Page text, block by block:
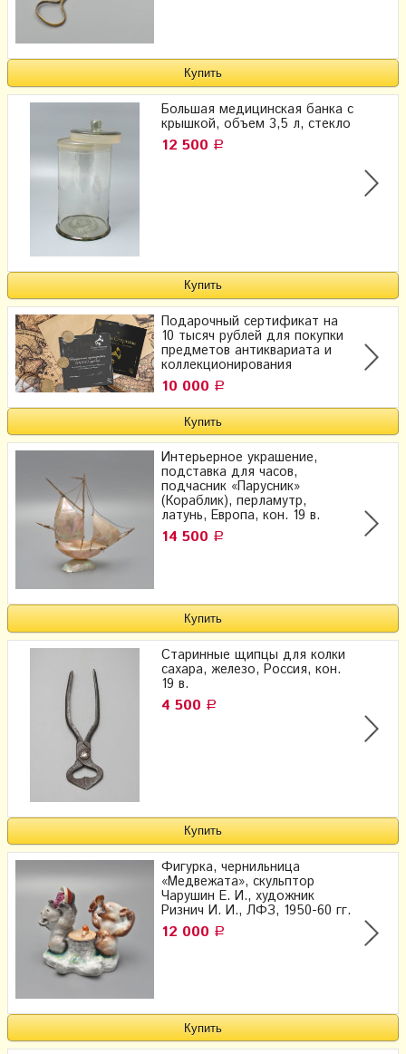
Большая медицинская банка с
крышкой, объем 3,5 л, стекло
12 500 Р
Подарочный сертификат на
10 тысяч рублей для покупки
предметов антиквариата и
коллекционирования
10 000 Р
Интерьерное украшение,
подставка для часов,
подчасник «Парусник»
(Кораблик), перламутр,
латунь, Европа, кон. 19 в.
14 500 Р
Старинные щипцы для колки
сахара, железо, Россия, кон.
19 в.
4 500 Р
Фигурка, чернильница
«Медвежата», скульптор
Чарушин Е. И., художник
Ризнич И. И., ЛФЗ, 1950-60 гг.
12 000 Р